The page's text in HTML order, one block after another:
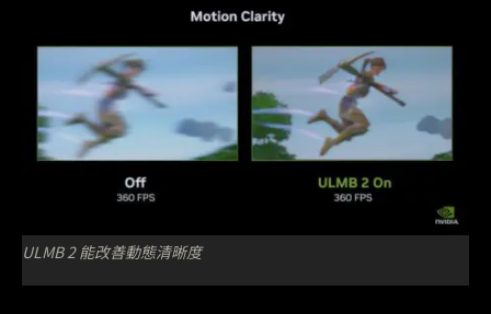
ULMB 2 能改善動態清晰度